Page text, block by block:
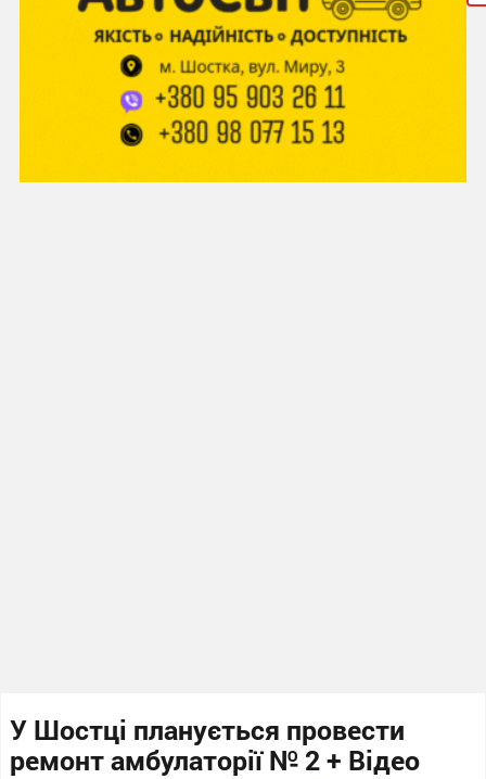
У Шостці планується провести
ремонт амбулаторії № 2 + Відео